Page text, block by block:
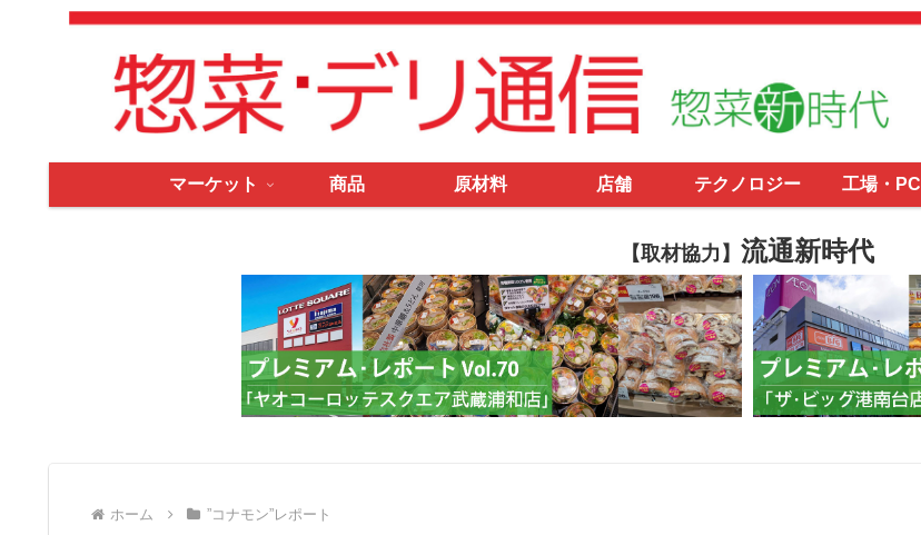
マーケット 商品 原材料 店舗 テクノロジー 工場・PC
【取材協力】 流通新時代
ホーム ”コナモン”レポート